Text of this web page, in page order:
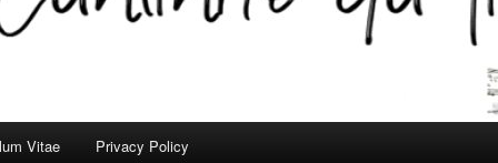
Vitae Privacy Policy